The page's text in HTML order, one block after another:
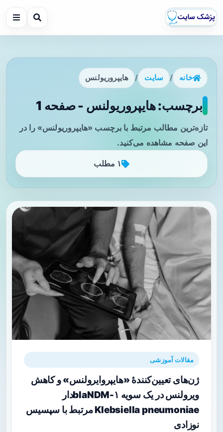
خانه / سایت / هایپروریولنس
برچسب: هایپروریولنس - صفحه 1
تازه‌ترین مطالب مرتبط با برچسب «هایپروریولنس» را در
این صفحه مشاهده می‌کنید.
۱ مطلب
مقالات آموزشی
ژن‌های تعیین‌کنندهٔ «هایپروایرولنس» و کاهش
ویرولنس در یک سویه blaNDM-۱‌دار
Klebsiella pneumoniae مرتبط با سپسیس
نوزادی